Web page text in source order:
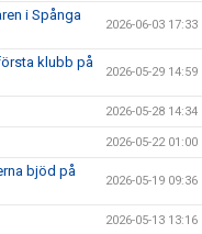
i Spånga
2026-06-03 17:33
klubb på
2026-05-29 14:59
2026-05-28 14:34
2026-05-22 01:00
bjöd på
2026-05-19 09:36
2026-05-13 13:16